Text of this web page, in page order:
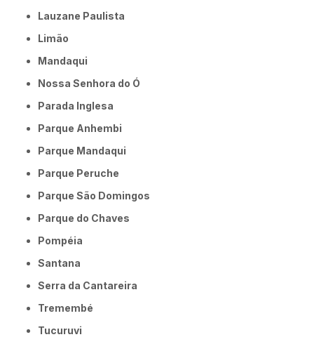
Lauzane Paulista
Limão
Mandaqui
Nossa Senhora do Ó
Parada Inglesa
Parque Anhembi
Parque Mandaqui
Parque Peruche
Parque São Domingos
Parque do Chaves
Pompéia
Santana
Serra da Cantareira
Tremembé
Tucuruvi